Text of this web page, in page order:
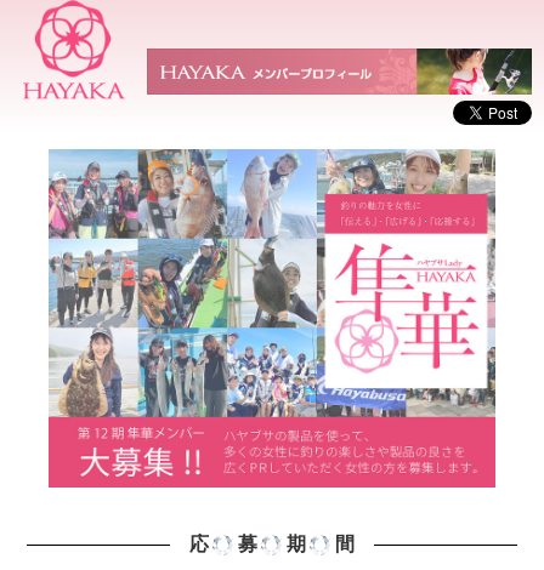
応 募 期 間